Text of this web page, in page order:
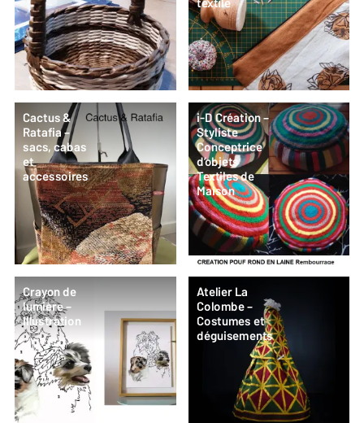
textile
Cactus &
Ratafia –
sacs, cabas
et
accessoires
i-D Création –
Styliste
Conceptrice
d’objets
Textiles de
Maison
Crayon de
lumière –
Illustration
Atelier La
Colombe –
Costumes et
déguisements